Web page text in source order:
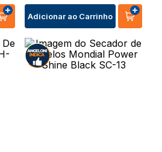
Adicionar ao Carrinho